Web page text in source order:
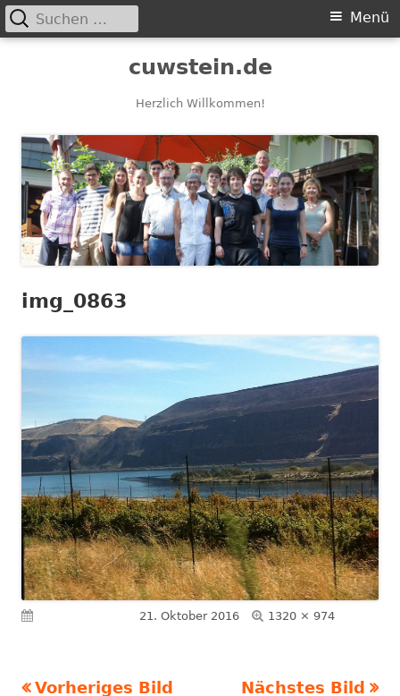
cuwstein.de
Herzlich Willkommen!
Primäres
Menü
Suchen
nach:
img_0863
21. Oktober 2016 Volle
1320 × 974
Vorheriges Bild Nächstes Bild